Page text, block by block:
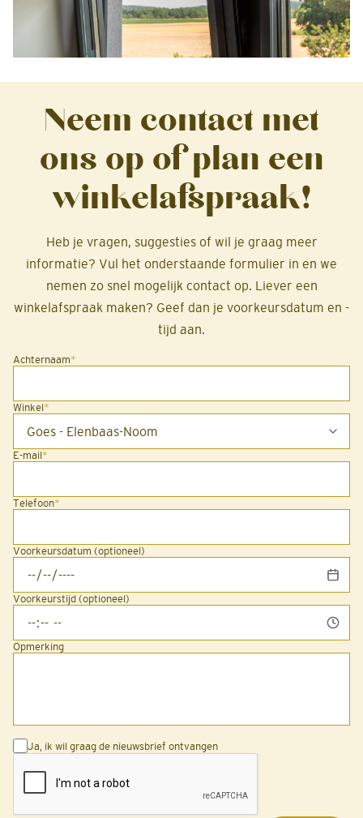
Neem contact met
ons op of plan een
winkelafspraak!
Heb je vragen, suggesties of wil je graag meer
informatie? Vul het onderstaande formulier in en we
nemen zo snel mogelijk contact op. Liever een
winkelafspraak maken? Geef dan je voorkeursdatum en -
tijd aan.
Achternaam*
Winkel*
E-mail*
Telefoon*
Voorkeursdatum (optioneel)
Voorkeurstijd (optioneel)
Opmerking
Ja, ik wil graag de nieuwsbrief ontvangen